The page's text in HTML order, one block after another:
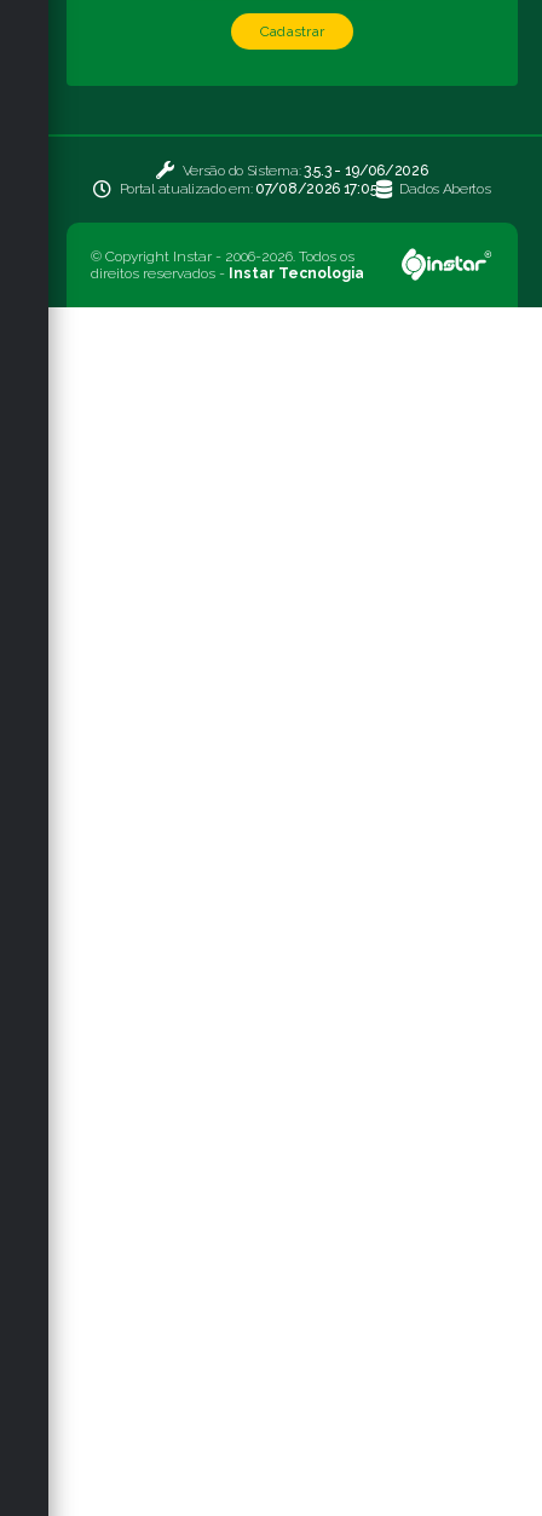
Cadastrar
Versão do Sistema:3.5.3 - 19/06/2026
Portal atualizado em: 07/08/2026 17:05 Dados Abertos
© Copyright Instar - 2006-2026. Todos os
direitos reservados - Instar Tecnologia